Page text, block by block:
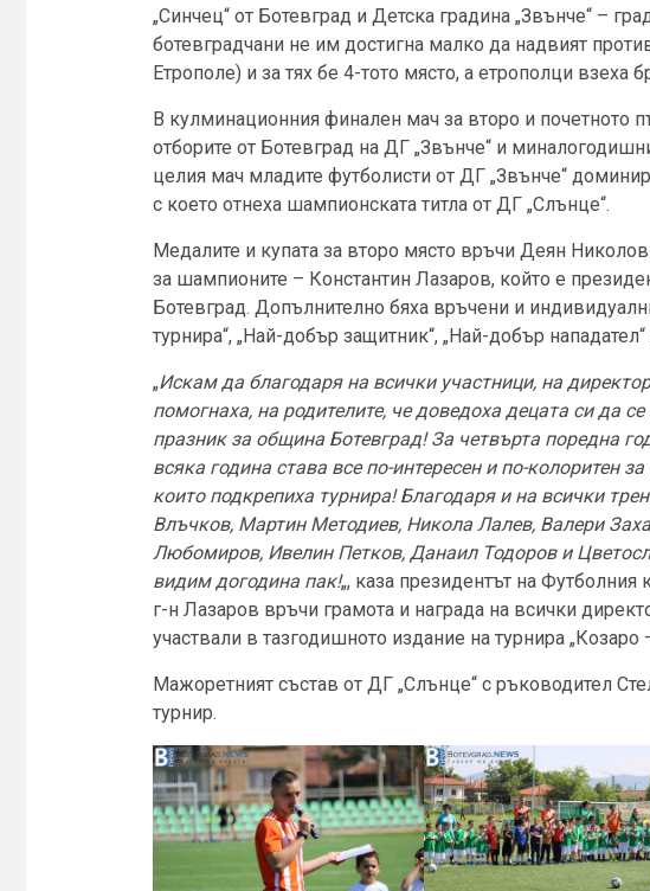
„Синчец“ от Ботевград и Детска градина „Звънче“ –
ботевградчани не им достигна малко да надвият
Етрополе) и за тях бе 4-тото място, а етрополци взеха
В кулминационния финален мач за второ и почетното
отборите от Ботевград на ДГ „Звънче“ и
целия мач младите футболисти от ДГ „Звънче“
с което отнеха шампионската титла от ДГ „Слънце“.
Медалите и купата за второ място връчи Деян
за шампионите – Константин Лазаров, който е
Ботевград. Допълнително бяха връчени и
турнира“, „Най-добър защитник“, „Най-добър
„Искам да благодаря на всички участници, на
помогнаха, на родителите, че доведоха децата си да
празник за община Ботевград! За четвърта поредна
всяка година става все по-интересен и по-колоритен
които подкрепиха турнира! Благодаря и на всички
Влъчков, Мартин Методиев, Никола Лалев, Валери
Любомиров, Ивелин Петков, Данаил Тодоров и
видим догодина пак!„, каза президентът на
г-н Лазаров връчи грамота и награда на всички
участвали в тазгодишното издание на турнира „Козаро
Мажоретният състав от ДГ „Слънце“ с ръководител
турнир.